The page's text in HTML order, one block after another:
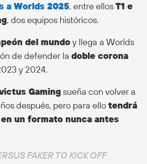
a Worlds 2025, entre ellosT1 e
, dos equipos históricos.
del mundoy llega a Worlds
de defender la doble corona
y 2024.
Gamingsueña con volver a
después, pero para ellotendrá
en un formato nunca antes
FAKER TO KICK OFF